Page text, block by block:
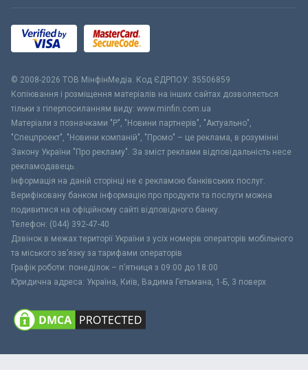
© 2008-2026 ТОВ МiнфiнМедiа. Код ЄДРПОУ: 35506859
Копіювання і розміщення матеріалів на інших сайтах дозволяється
тільки з гіперпосиланням виду: www.minfin.com.ua
Матеріали з позначками "Р", "Новини партнерів", "Актуально",
"Спецпроект", "Новини компаній", "Промо" – це реклама, в розумінні
Закону України "Про рекламу". За зміст реклами відповідальність несе
рекламодавець.
Інформація на даній сторінці не є рекламою банківських послуг.
Верифіковану банком інформацію про продукти та послуги можна
подивитися на офіційному сайті відповідного банку.
Телефон: (044) 392-47-40
Дзвінок в межах території України з усіх номерів операторів мобільного
та міського зв’язку за тарифами операторів
Графік роботи: понеділок – п’ятниця з 09:00 до 18:00
Юридична адреса: Україна, Київ, Вадима Гетьмана, 1-Б, 3 поверх